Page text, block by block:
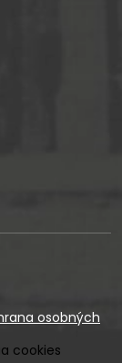
osobných
cookies